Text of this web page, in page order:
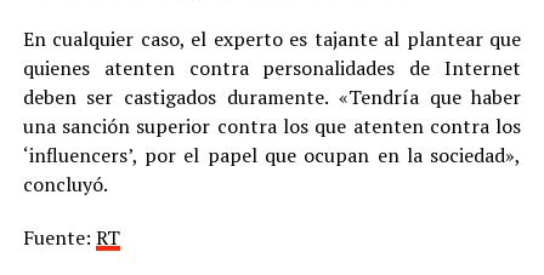
En cualquier caso, el experto es tajante al plantear que
quienes atenten contra personalidades de Internet
deben ser castigados duramente. «Tendría que haber
una sanción superior contra los que atenten contra los
‘influencers’, por el papel que ocupan en la sociedad»,
concluyó.
Fuente: RT